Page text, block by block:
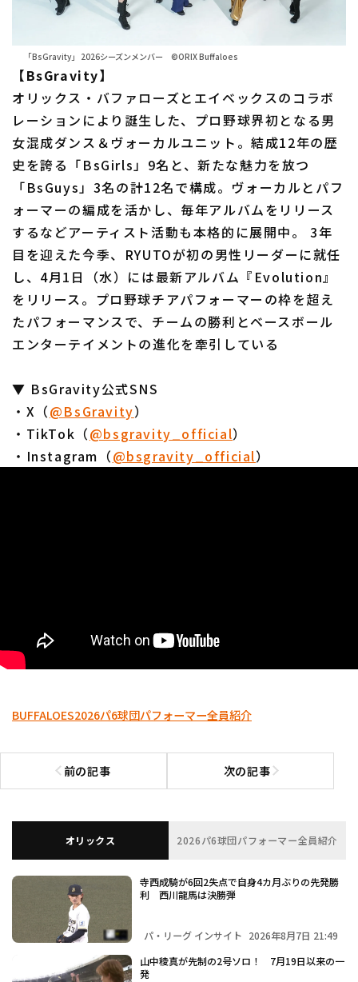
「BsGravity」 2026シーズンメンバー ©ORIX Buffaloes
【BsGravity】
オリックス・バファローズとエイベックスのコラボ
レーションにより誕生した、プロ野球界初となる男
女混成ダンス＆ヴォーカルユニット。結成12年の歴
史を誇る「BsGirls」9名と、新たな魅力を放つ
「BsGuys」3名の計12名で構成。ヴォーカルとパフ
ォーマーの編成を活かし、毎年アルバムをリリース
するなどアーティスト活動も本格的に展開中。 3年
目を迎えた今季、RYUTOが初の男性リーダーに就任
し、4月1日（水）には最新アルバム『Evolution』
をリリース。プロ野球チアパフォーマーの枠を超え
たパフォーマンスで、チームの勝利とベースボール
エンターテイメントの進化を牽引している
​​▼ BsGravity公式SNS
・X（@BsGravity）
・TikTok（@bsgravity_official）
・Instagram（@bsgravity_official）
BUFFALOES2026パ6球団パフォーマー全員紹介
前の記事
前の記事へ 次の記事次の記事へ
オリックス 2026パ6球団パフォーマー全員紹介
寺西成騎が6回2失点で自身4カ月ぶりの先発勝
利 西川龍馬は決勝弾
パ・リーグ インサイト 2026年8月7日 21:49
山中稜真が先制の2号ソロ！ 7月19日以来の一
発